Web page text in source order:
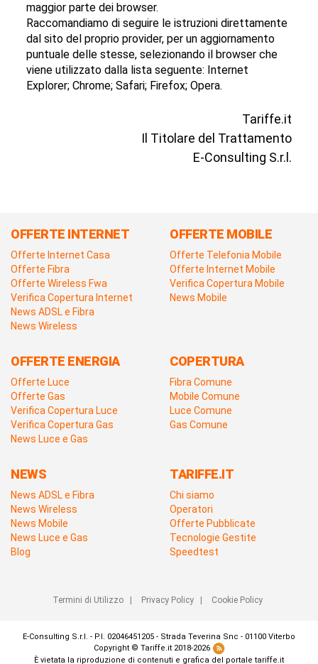
maggior parte dei browser.
Raccomandiamo di seguire le istruzioni direttamente
dal sito del proprio provider, per un aggiornamento
puntuale delle stesse, selezionando il browser che
viene utilizzato dalla lista seguente: Internet
Explorer; Chrome; Safari; Firefox; Opera.
Tariffe.it
Il Titolare del Trattamento
E-Consulting S.r.l.
OFFERTE INTERNET
Offerte Internet Casa
Offerte Fibra
Offerte Wireless Fwa
Verifica Copertura Internet
News ADSL e Fibra
News Wireless
OFFERTE MOBILE
Offerte Telefonia Mobile
Offerte Internet Mobile
Verifica Copertura Mobile
News Mobile
OFFERTE ENERGIA
Offerte Luce
Offerte Gas
Verifica Copertura Luce
Verifica Copertura Gas
News Luce e Gas
COPERTURA
Fibra Comune
Mobile Comune
Luce Comune
Gas Comune
NEWS
News ADSL e Fibra
News Wireless
News Mobile
News Luce e Gas
Blog
TARIFFE.IT
Chi siamo
Operatori
Offerte Pubblicate
Tecnologie Gestite
Speedtest
Termini di Utilizzo| Privacy Policy| Cookie Policy
E-Consulting S.r.l. - P.I. 02046451205 - Strada Teverina Snc - 01100 Viterbo
Copyright © Tariffe.it 2018-2026
È vietata la riproduzione di contenuti e grafica del portale tariffe.it